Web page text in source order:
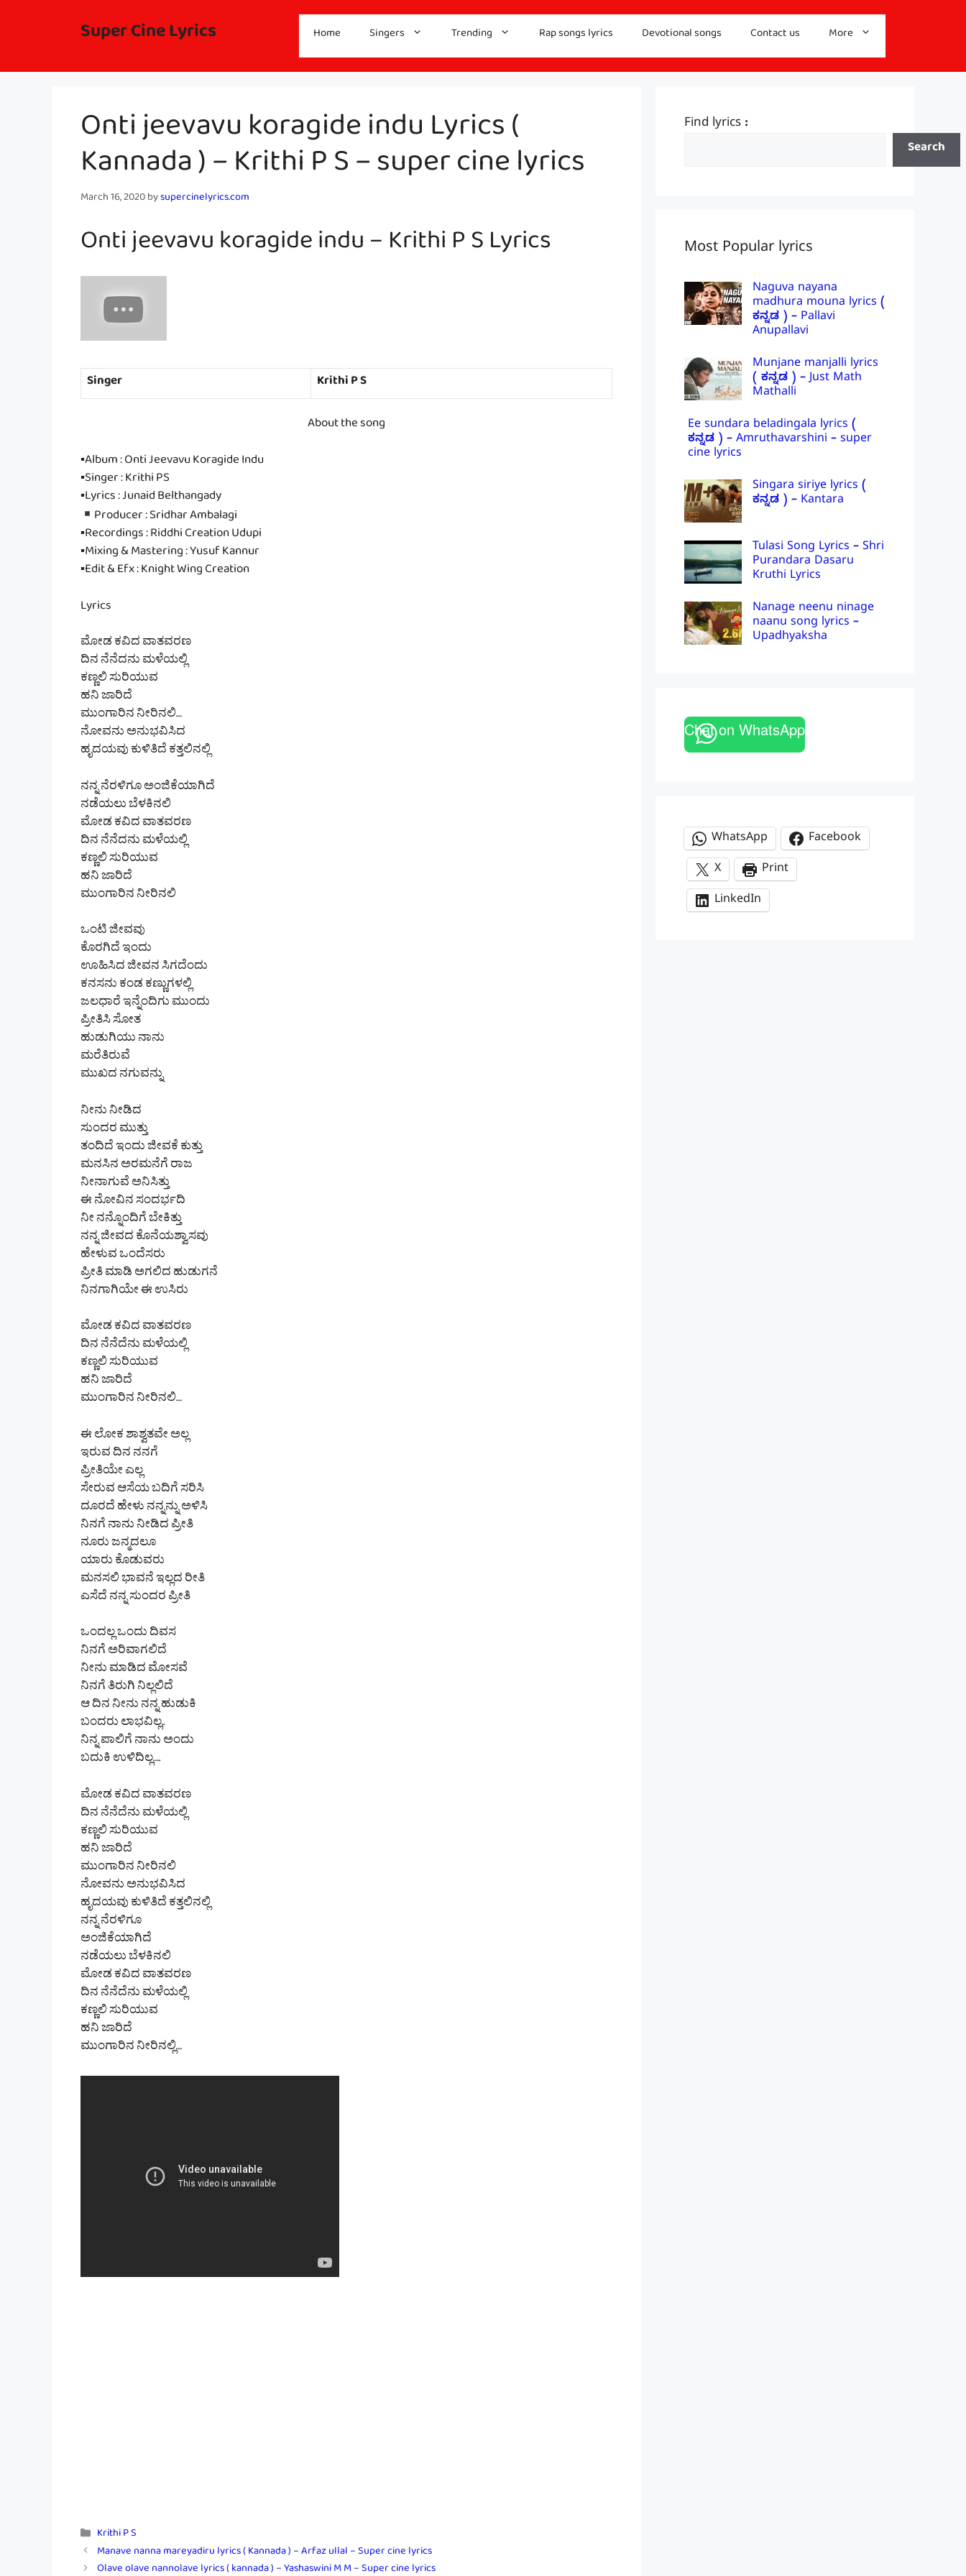
Super Cine Lyrics Home Singers Trending Rap songs lyrics Devotional songs Contact us More
Onti jeevavu koragide indu Lyrics (
Kannada ) – Krithi P S – super cine lyrics
March 16, 2020bysupercinelyrics.com
Onti jeevavu koragide indu – Krithi P S Lyrics
Singer
Krithi P S
About the song
▪Album : Onti Jeevavu Koragide Indu
▪Singer : Krithi PS
▪Lyrics : Junaid Belthangady
Producer : Sridhar Ambalagi
▪Recordings : Riddhi Creation Udupi
▪Mixing & Mastering : Yusuf Kannur
▪Edit & Efx : Knight Wing Creation
Lyrics
ಮೋಡ ಕವಿದ ವಾತವರಣ
ದಿನ ನೆನೆದನು ಮಳೆಯಲ್ಲಿ
ಕಣ್ಣಲಿ ಸುರಿಯುವ
ಹನಿ ಜಾರಿದೆ
ಮುಂಗಾರಿನ ನೀರಿನಲಿ…
ನೋವನು ಅನುಭವಿಸಿದ
ಹೃದಯವು ಕುಳಿತಿದೆ ಕತ್ತಲಿನಲ್ಲಿ
ನನ್ನ ನೆರಳಿಗೂ ಅಂಜಿಕೆಯಾಗಿದೆ
ನಡೆಯಲು ಬೆಳಕಿನಲಿ
ಮೋಡ ಕವಿದ ವಾತವರಣ
ದಿನ ನೆನೆದನು ಮಳೆಯಲ್ಲಿ
ಕಣ್ಣಲಿ ಸುರಿಯುವ
ಹನಿ ಜಾರಿದೆ
ಮುಂಗಾರಿನ ನೀರಿನಲಿ
ಒಂಟಿ ಜೀವವು
ಕೊರಗಿದೆ ಇಂದು
ಊಹಿಸಿದ ಜೀವನ ಸಿಗದೆಂದು
ಕನಸನು ಕಂಡ ಕಣ್ಣುಗಳಲ್ಲಿ
ಜಲಧಾರೆ ಇನ್ನೆಂದಿಗು ಮುಂದು
ಪ್ರೀತಿಸಿ ಸೋತ
ಹುಡುಗಿಯು ನಾನು
ಮರೆತಿರುವೆ
ಮುಖದ ನಗುವನ್ನು
ನೀನು ನೀಡಿದ
ಸುಂದರ ಮುತ್ತು
ತಂದಿದೆ ಇಂದು ಜೀವಕೆ ಕುತ್ತು
ಮನಸಿನ ಅರಮನೆಗೆ ರಾಜ
ನೀನಾಗುವೆ ಅನಿಸಿತ್ತು
ಈ ನೋವಿನ ಸಂದರ್ಭದಿ
ನೀ ನನ್ನೊಂದಿಗೆ ಬೇಕಿತ್ತು
ನನ್ನ ಜೀವದ ಕೊನೆಯಶ್ವಾಸವು
ಹೇಳುವ ಒಂದೆಸರು
ಪ್ರೀತಿ ಮಾಡಿ ಅಗಲಿದ ಹುಡುಗನೆ
ನಿನಗಾಗಿಯೇ ಈ ಉಸಿರು
ಮೋಡ ಕವಿದ ವಾತವರಣ
ದಿನ ನೆನೆದೆನು ಮಳೆಯಲ್ಲಿ
ಕಣ್ಣಲಿ ಸುರಿಯುವ
ಹನಿ ಜಾರಿದೆ
ಮುಂಗಾರಿನ ನೀರಿನಲಿ…
ಈ ಲೋಕ ಶಾಶ್ವತವೇ ಅಲ್ಲ
ಇರುವ ದಿನ ನನಗೆ
ಪ್ರೀತಿಯೇ ಎಲ್ಲ
ಸೇರುವ ಆಸೆಯ ಬದಿಗೆ ಸರಿಸಿ
ದೂರದೆ ಹೇಳು ನನ್ನನ್ನು ಅಳಿಸಿ
ನಿನಗೆ ನಾನು ನೀಡಿದ ಪ್ರೀತಿ
ನೂರು ಜನ್ಮದಲೂ
ಯಾರು ಕೊಡುವರು
ಮನಸಲಿ ಭಾವನೆ ಇಲ್ಲದ ರೀತಿ
ಎಸೆದೆ ನನ್ನ ಸುಂದರ ಪ್ರೀತಿ
ಒಂದಲ್ಲ ಒಂದು ದಿವಸ
ನಿನಗೆ ಅರಿವಾಗಲಿದೆ
ನೀನು ಮಾಡಿದ ಮೋಸವೆ
ನಿನಗೆ ತಿರುಗಿ ನಿಲ್ಲಲಿದೆ
ಆ ದಿನ ನೀನು ನನ್ನ ಹುಡುಕಿ
ಬಂದರು ಲಾಭವಿಲ್ಲ..
ನಿನ್ನ ಪಾಲಿಗೆ ನಾನು ಅಂದು
ಬದುಕಿ ಉಳಿದಿಲ್ಲ….
ಮೋಡ ಕವಿದ ವಾತವರಣ
ದಿನ ನೆನೆದೆನು ಮಳೆಯಲ್ಲಿ
ಕಣ್ಣಲಿ ಸುರಿಯುವ
ಹನಿ ಜಾರಿದೆ
ಮುಂಗಾರಿನ ನೀರಿನಲಿ
ನೋವನು ಅನುಭವಿಸಿದ
ಹೃದಯವು ಕುಳಿತಿದೆ ಕತ್ತಲಿನಲ್ಲಿ
ನನ್ನ ನೆರಳಿಗೂ
ಅಂಜಿಕೆಯಾಗಿದೆ
ನಡೆಯಲು ಬೆಳಕಿನಲಿ
ಮೋಡ ಕವಿದ ವಾತವರಣ
ದಿನ ನೆನೆದೆನು ಮಳೆಯಲ್ಲಿ
ಕಣ್ಣಲಿ ಸುರಿಯುವ
ಹನಿ ಜಾರಿದೆ
ಮುಂಗಾರಿನ ನೀರಿನಲ್ಲಿ…
Categories
Krithi P S
Manave nanna mareyadiru lyrics ( Kannada ) – Arfaz ullal – Super cine lyrics
Olave olave nannolave lyrics ( kannada ) – Yashaswini M M – Super cine lyrics
Find lyrics :
Search
Most Popular lyrics
Naguva nayana
madhura mouna lyrics (
ಕನ್ನಡ ) – Pallavi
Anupallavi
Munjane manjalli lyrics
( ಕನ್ನಡ ) – Just Math
Mathalli
Ee sundara beladingala lyrics (
ಕನ್ನಡ ) – Amruthavarshini – super
cine lyrics
Singara siriye lyrics (
ಕನ್ನಡ ) – Kantara
Tulasi Song Lyrics – Shri
Purandara Dasaru
Kruthi Lyrics
Nanage neenu ninage
naanu song lyrics –
Upadhyaksha
Chat on WhatsApp
WhatsApp
Facebook
X
Print
LinkedIn